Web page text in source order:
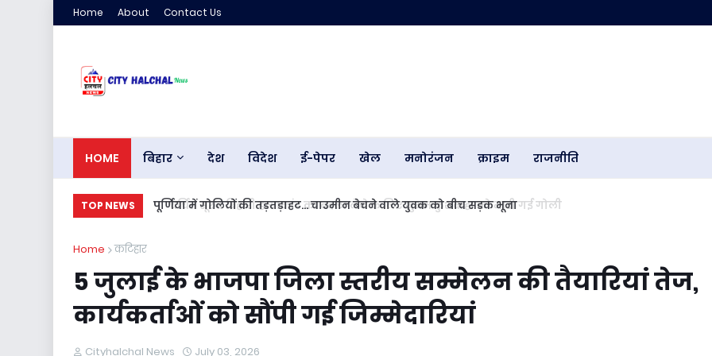
Home About Contact Us
HOME बिहार देश विदेश ई-पेपर खेल मनोरंजन क्राइम राजनीति
TOP NEWS पूर्णिया में गोलियों की तड़तड़ाहट... चाउमीन बेचने वाले युवक को बीच सड़क भूना
Home कटिहार
5 जुलाई के भाजपा जिला स्तरीय सम्मेलन की तैयारियां तेज,
कार्यकर्ताओं को सौंपी गई जिम्मेदारियां
Cityhalchal News July 03, 2026